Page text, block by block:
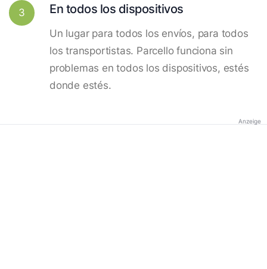
3 En todos los dispositivos
Un lugar para todos los envíos, para todos
los transportistas. Parcello funciona sin
problemas en todos los dispositivos, estés
donde estés.
Anzeige